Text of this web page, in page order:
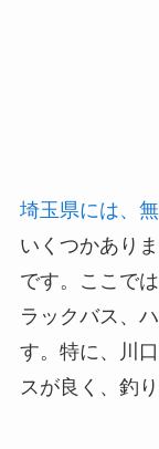
埼玉県には、
いくつかあり
です。ここで
ラックバス、
す。特に、川
スが良く、釣